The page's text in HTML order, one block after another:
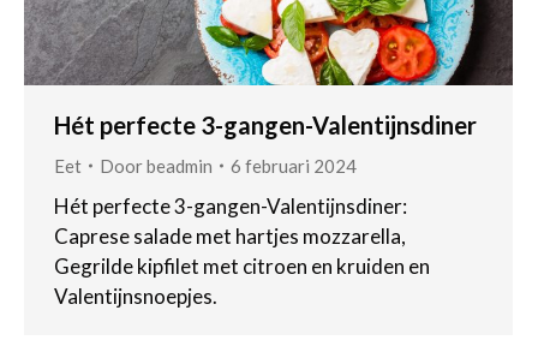
Hét perfecte 3-gangen-Valentijnsdiner
Eet Doorbeadmin 6 februari 2024
Hét perfecte 3-gangen-Valentijnsdiner:
Caprese salade met hartjes mozzarella,
Gegrilde kipfilet met citroen en kruiden en
Valentijnsnoepjes.